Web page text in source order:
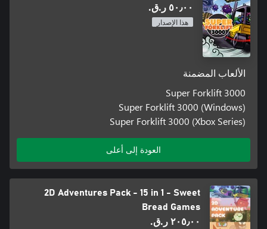
٥٠٫٠٠ ر.ق.‏
هذا الإصدار
الألعاب المضمنة
Super Forklift 3000
Super Forklift 3000 (Windows)
Super Forklift 3000 (Xbox Series)
العودة إلى أعلى
2D Adventures Pack - 15 in 1 - Sweet
Bread Games
٢٠٥٫٠٠ ر.ق.‏